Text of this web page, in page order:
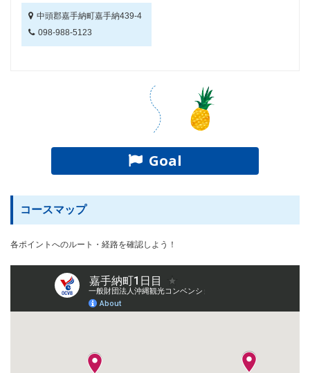
中頭郡嘉手納町嘉手納439-4
098-988-5123
Goal
コースマップ
各ポイントへのルート・経路を確認しよう！